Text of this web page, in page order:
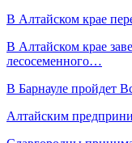
В Алтайском крае
В Алтайском крае
лесосеменного…
В Барнауле пройдет
Алтайским